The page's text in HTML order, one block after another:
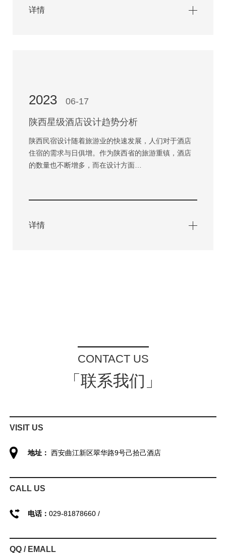
详情
2023 06-17
陕西星级酒店设计趋势分析
陕西民宿设计随着旅游业的快速发展，人们对于酒店
住宿的需求与日俱增。作为陕西省的旅游重镇，酒店
的数量也不断增多，而在设计方面…
详情
CONTACT US
「联系我们」
VISIT US
地址： 西安曲江新区翠华路9号己拾己酒店
CALL US
电话： 029-81878660 /
QQ / EMALL